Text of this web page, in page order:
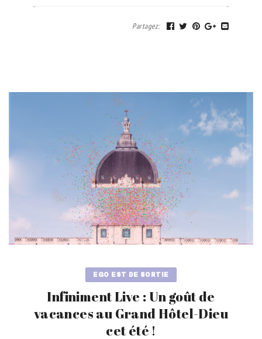
Partagez:
EGO EST DE SORTIE
Infiniment Live : Un goût de
vacances au Grand Hôtel-Dieu
cet été !